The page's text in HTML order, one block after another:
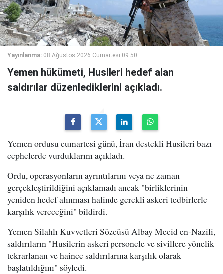
Yayınlanma: 08 Ağustos 2026 Cumartesi 09:50
Yemen hükümeti, Husileri hedef alan
saldırılar düzenlediklerini açıkladı.
Yemen ordusu cumartesi günü, İran destekli Husileri bazı
cephelerde vurduklarını açıkladı.
Ordu, operasyonların ayrıntılarını veya ne zaman
gerçekleştirildiğini açıklamadı ancak "birliklerinin
yeniden hedef alınması halinde gerekli askeri tedbirlerle
karşılık vereceğini" bildirdi.
Yemen Silahlı Kuvvetleri Sözcüsü Albay Mecid en-Nazili,
saldırıların "Husilerin askeri personele ve sivillere yönelik
tekrarlanan ve haince saldırılarına karşılık olarak
başlatıldığını" söyledi.